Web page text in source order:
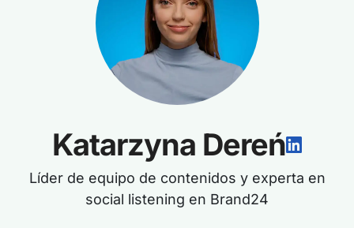
Katarzyna Dereń
Líder de equipo de contenidos y experta en
social listening en Brand24